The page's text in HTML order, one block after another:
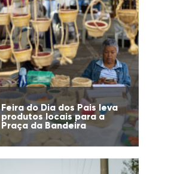
Feira do Dia dos Pais leva
produtos locais para a
Praça da Bandeira